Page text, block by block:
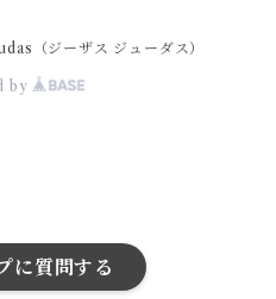
に質問する
（ジーザス ジューダス）
by